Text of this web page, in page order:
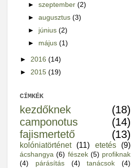
►szeptember(2)
►augusztus(3)
► június(2)
► május(1)
► 2016 (14)
► 2015 (19)
CÍMKÉK
kezdőknek
(18)
camponotus
(14)
fajismertető
(13)
kolóniatörténet (11) etetés (9)
ácshangya (6) fészek (5) profiknak
(4)
párásítás (4) tanácsok
(4)